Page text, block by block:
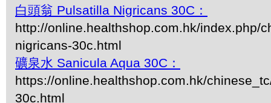
白頭翁 Pulsatilla Nigricans 30C：
http://online.healthshop.com.hk/index.php/
nigricans-30c.html
礦泉水 Sanicula Aqua 30C：
https://online.healthshop.com.hk/
30c.html